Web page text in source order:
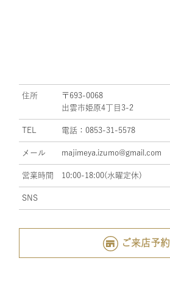
住所
〒693-0068
出雲市姫原4丁目3-2
TEL 電話：0853-31-5578
メール majimeya.izumo@gmail.com
営業時間 10:00-18:00(水曜定休)
SNS
ご来店予約